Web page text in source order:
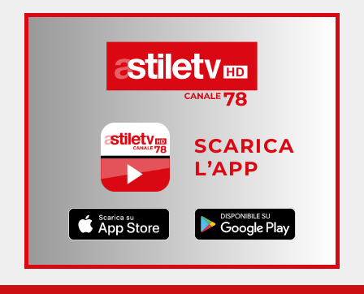
SCARICA
L’APP